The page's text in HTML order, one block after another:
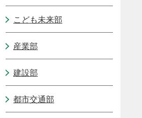
こども未来部
産業部
建設部
都市交通部